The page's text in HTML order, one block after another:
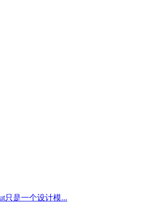
只是一个设计模...